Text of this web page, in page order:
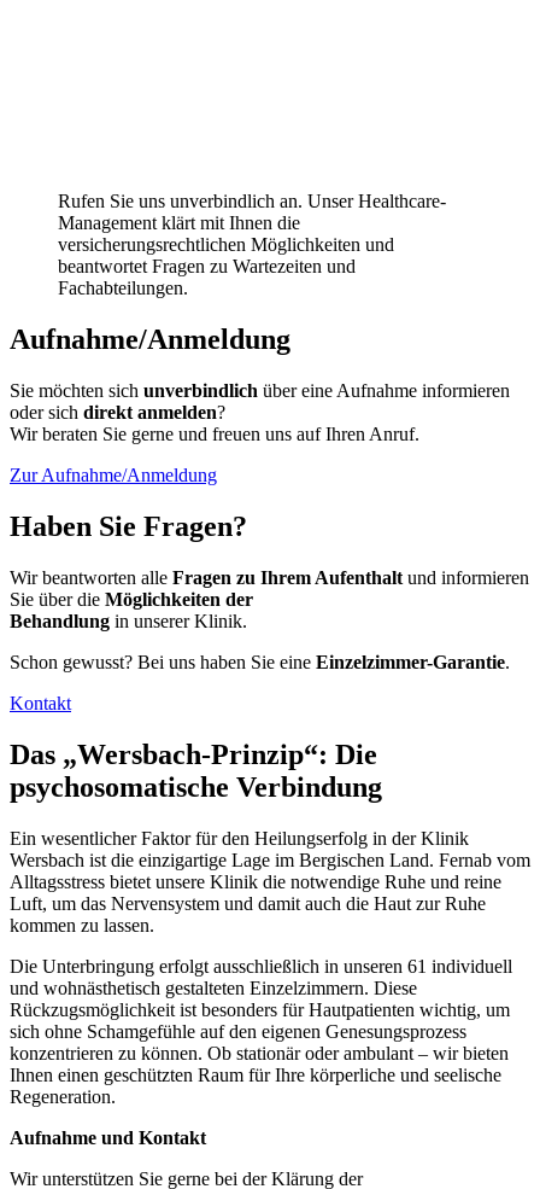
Rufen Sie uns unverbindlich an. Unser Healthcare-
Management klärt mit Ihnen die
versicherungsrechtlichen Möglichkeiten und
beantwortet Fragen zu Wartezeiten und
Fachabteilungen.
Aufnahme/Anmeldung
Sie möchten sich unverbindlich über eine Aufnahme informieren
oder sich direkt anmelden?
Wir beraten Sie gerne und freuen uns auf Ihren Anruf.
Zur Aufnahme/Anmeldung
Haben Sie Fragen?
Wir beantworten alle Fragen zu Ihrem Aufenthalt und informieren
Sie über die Möglichkeiten der
Behandlung in unserer Klinik.
Schon gewusst? Bei uns haben Sie eine Einzelzimmer-Garantie.
Kontakt
Das „Wersbach-Prinzip“: Die
psychosomatische Verbindung
Ein wesentlicher Faktor für den Heilungserfolg in der Klinik
Wersbach ist die einzigartige Lage im Bergischen Land. Fernab vom
Alltagsstress bietet unsere Klinik die notwendige Ruhe und reine
Luft, um das Nervensystem und damit auch die Haut zur Ruhe
kommen zu lassen.
Die Unterbringung erfolgt ausschließlich in unseren 61 individuell
und wohnästhetisch gestalteten Einzelzimmern. Diese
Rückzugsmöglichkeit ist besonders für Hautpatienten wichtig, um
sich ohne Schamgefühle auf den eigenen Genesungsprozess
konzentrieren zu können. Ob stationär oder ambulant – wir bieten
Ihnen einen geschützten Raum für Ihre körperliche und seelische
Regeneration.
Aufnahme und Kontakt
Wir unterstützen Sie gerne bei der Klärung der